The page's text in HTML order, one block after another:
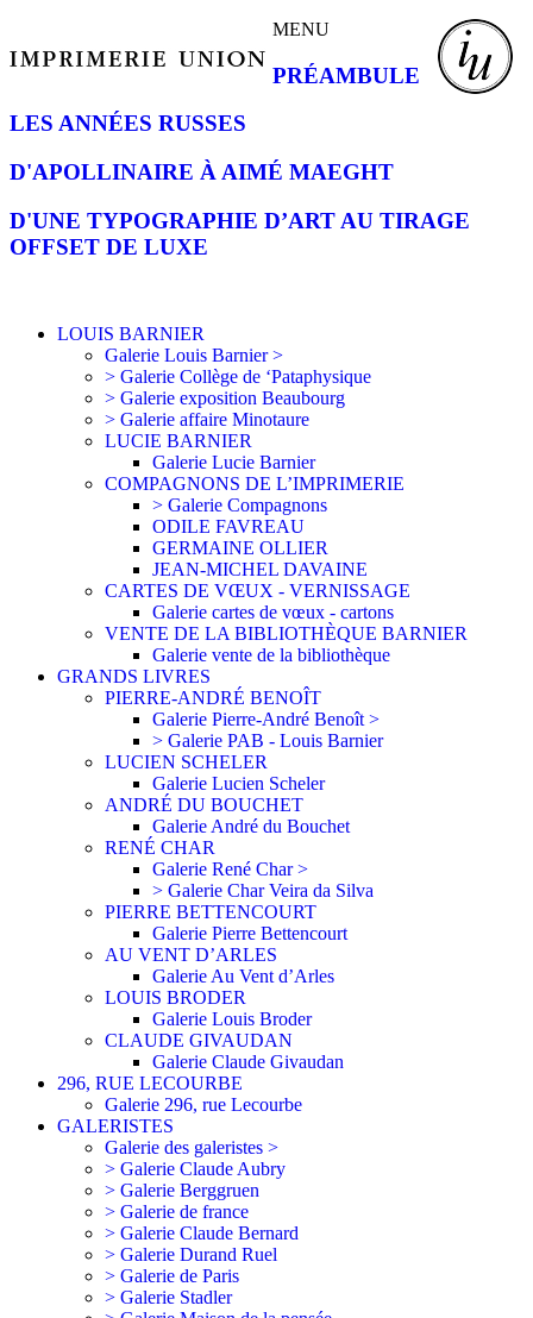
MENU
PRÉAMBULE
LES ANNÉES RUSSES
D'APOLLINAIRE À AIMÉ MAEGHT
D'UNE TYPOGRAPHIE D’ART AU TIRAGE
OFFSET DE LUXE
LOUIS BARNIER
Galerie Louis Barnier >
> Galerie Collège de ‘Pataphysique
> Galerie exposition Beaubourg
> Galerie affaire Minotaure
LUCIE BARNIER
Galerie Lucie Barnier
COMPAGNONS DE L’IMPRIMERIE
> Galerie Compagnons
ODILE FAVREAU
GERMAINE OLLIER
JEAN-MICHEL DAVAINE
CARTES DE VŒUX - VERNISSAGE
Galerie cartes de vœux - cartons
VENTE DE LA BIBLIOTHÈQUE BARNIER
Galerie vente de la bibliothèque
GRANDS LIVRES
PIERRE-ANDRÉ BENOÎT
Galerie Pierre-André Benoît >
> Galerie PAB - Louis Barnier
LUCIEN SCHELER
Galerie Lucien Scheler
ANDRÉ DU BOUCHET
Galerie André du Bouchet
RENÉ CHAR
Galerie René Char >
> Galerie Char Veira da Silva
PIERRE BETTENCOURT
Galerie Pierre Bettencourt
AU VENT D’ARLES
Galerie Au Vent d’Arles
LOUIS BRODER
Galerie Louis Broder
CLAUDE GIVAUDAN
Galerie Claude Givaudan
296, RUE LECOURBE
Galerie 296, rue Lecourbe
GALERISTES
Galerie des galeristes >
> Galerie Claude Aubry
> Galerie Berggruen
> Galerie de france
> Galerie Claude Bernard
> Galerie Durand Ruel
> Galerie de Paris
> Galerie Stadler